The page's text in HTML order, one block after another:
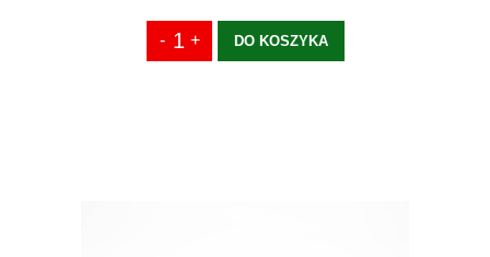
DO KOSZYKA